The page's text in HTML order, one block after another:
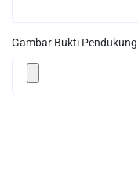
Gambar Bukti